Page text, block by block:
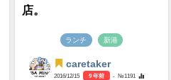
店。
ランチ 新港
caretaker
2016/12/15 9 年前
- №1191